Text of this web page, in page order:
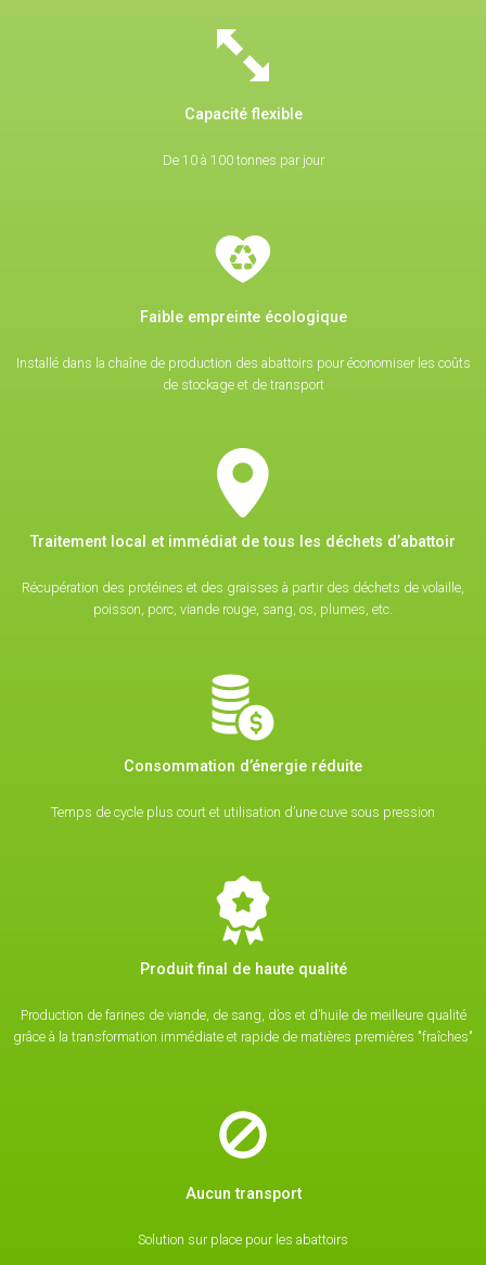
Capacité flexible
De 10 à 100 tonnes par jour
Faible empreinte écologique
Installé dans la chaîne de production des abattoirs pour économiser les coûts
de stockage et de transport
Traitement local et immédiat de tous les déchets d’abattoir
Récupération des protéines et des graisses à partir des déchets de volaille,
poisson, porc, viande rouge, sang, os, plumes, etc.
Consommation d’énergie réduite
Temps de cycle plus court et utilisation d’une cuve sous pression
Produit final de haute qualité
Production de farines de viande, de sang, d’os et d’huile de meilleure qualité
grâce à la transformation immédiate et rapide de matières premières "fraîches"
Aucun transport
Solution sur place pour les abattoirs